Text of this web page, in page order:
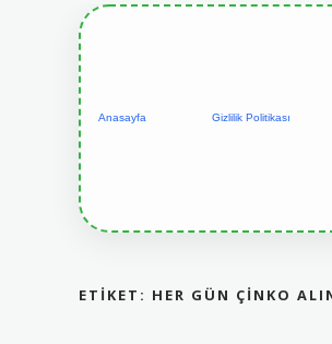
Anasayfa Gizlilik Politikası
ETIKET: HER GÜN ÇINKO